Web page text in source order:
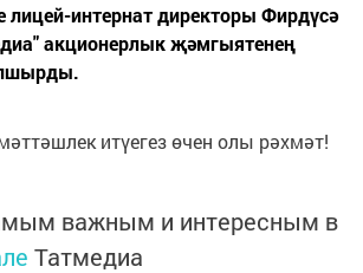
интернат директоры Фирдүсә
акционерлык җәмгыятенең
итүегез өчен олы рәхмәт!
важным и интересным в
Татмедиа